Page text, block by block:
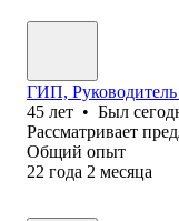
ГИП, Руководитель
45 лет • Был
Рассматривает
Общий опыт
22 года 2 месяца